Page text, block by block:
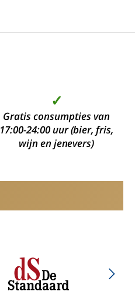
✓
Gratis consumpties van
17:00-24:00 uur (bier, fris,
wijn en jenevers)